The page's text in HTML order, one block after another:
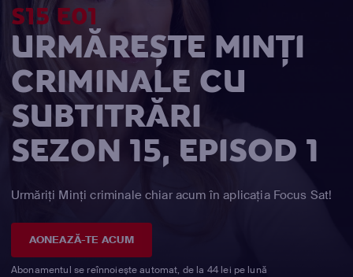
S15 E01
URMĂREȘTE MINŢI
CRIMINALE CU
SUBTITRĂRI
SEZON 15, EPISOD 1
Urmăriți Minţi criminale chiar acum în aplicația Focus Sat!
AONEAZĂ-TE ACUM
Abonamentul se reînnoiește automat, de la 44 lei pe lună